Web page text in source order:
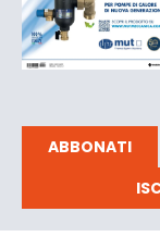
ABBONATI